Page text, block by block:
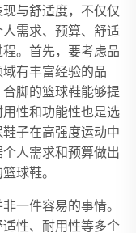
与舒适度，不仅仅
需求、预算、舒适
。首先，要考虑品
有丰富经验的品
脚的篮球鞋能够提
性和功能性也是选
子在高强度运动中
人需求和预算做出
球鞋。
一件容易的事情。
性、耐用性等多个